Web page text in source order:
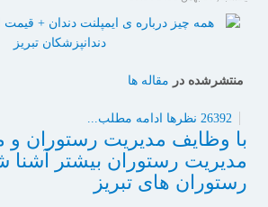
منتشرشده در مقاله ها
26392 نظرها ادامه مطلب...
با وظایف مدیریت رستوران و
مدیریت رستوران بیشتر
رستوران های تبریز